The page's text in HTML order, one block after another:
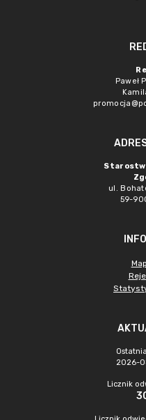
Paweł
ul.
59-
2026-
Licznik